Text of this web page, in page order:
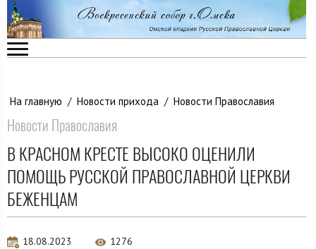
На главную / Новости прихода / Новости Православия
Новости Православия
В КРАСНОМ КРЕСТЕ ВЫСОКО ОЦЕНИЛИ
ПОМОЩЬ РУССКОЙ ПРАВОСЛАВНОЙ ЦЕРКВИ
БЕЖЕНЦАМ
18.08.2023 1276